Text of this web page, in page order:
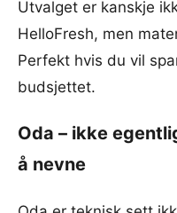
Utvalget er kanskje
HelloFresh, men
Perfekt hvis du vil
budsjettet.
Oda – ikke
å nevne